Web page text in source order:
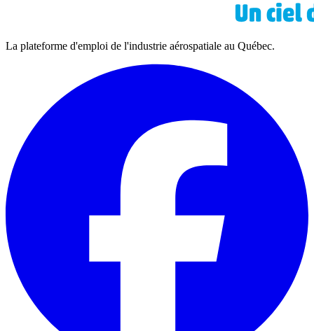
La plateforme d'emploi de l'industrie aérospatiale au Québec.